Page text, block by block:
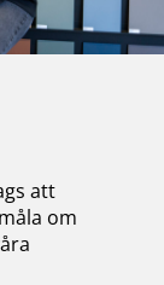
att
om